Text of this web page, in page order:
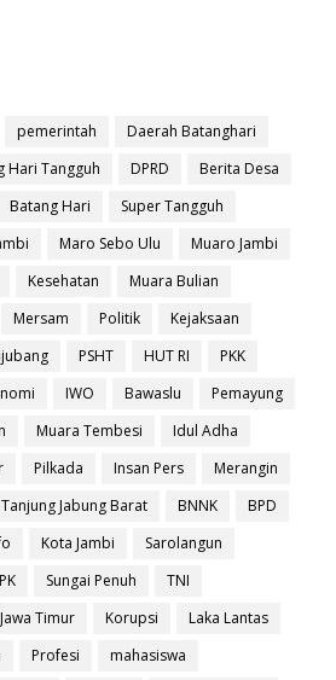
pemerintah
Daerah Batanghari
Hari Tangguh DPRD
Berita Desa
Batang Hari
Super Tangguh
Maro Sebo Ulu
Muaro Jambi
Kesehatan
Muara Bulian
Mersam Politik
Kejaksaan
PSHT HUT RI
PKK
IWO Bawaslu
Pemayung
Muara Tembesi
Idul Adha
Pilkada Insan Pers
Merangin
Tanjung Jabung Barat BNNK
BPD
Kota Jambi
Sarolangun
Sungai Penuh
TNI
Jawa Timur Korupsi
Laka Lantas
Profesi
mahasiswa